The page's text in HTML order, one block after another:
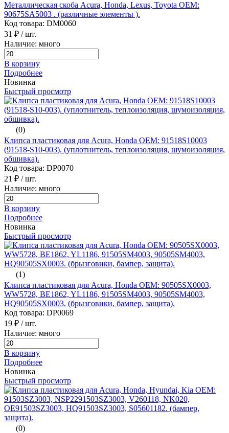
Металлическая скоба Acura, Honda, Lexus, Toyota ОЕМ:
90675SA5003 . (различные элементы ).
Код товара: DM0060
31 ₽ / шт.
Наличие: много
В корзину
Подробнее
Новинка
Быстрый просмотр
(0)
Клипса пластиковая для Acura, Honda ОЕМ: 91518S10003
(91518-S10-003). (уплотнитель, теплоизоляция, шумоизоляция,
обшивка).
Код товара: DP0070
21 ₽ / шт.
Наличие: много
В корзину
Подробнее
Новинка
Быстрый просмотр
(1)
Клипса пластиковая для Acura, Honda ОЕМ: 90505SX0003,
WW5728, BE1862, YL1186, 91505SM4003, 90505SM4003,
HQ90505SX0003. (брызговики, бампер, защита).
Код товара: DP0069
19 ₽ / шт.
Наличие: много
В корзину
Подробнее
Новинка
Быстрый просмотр
(0)